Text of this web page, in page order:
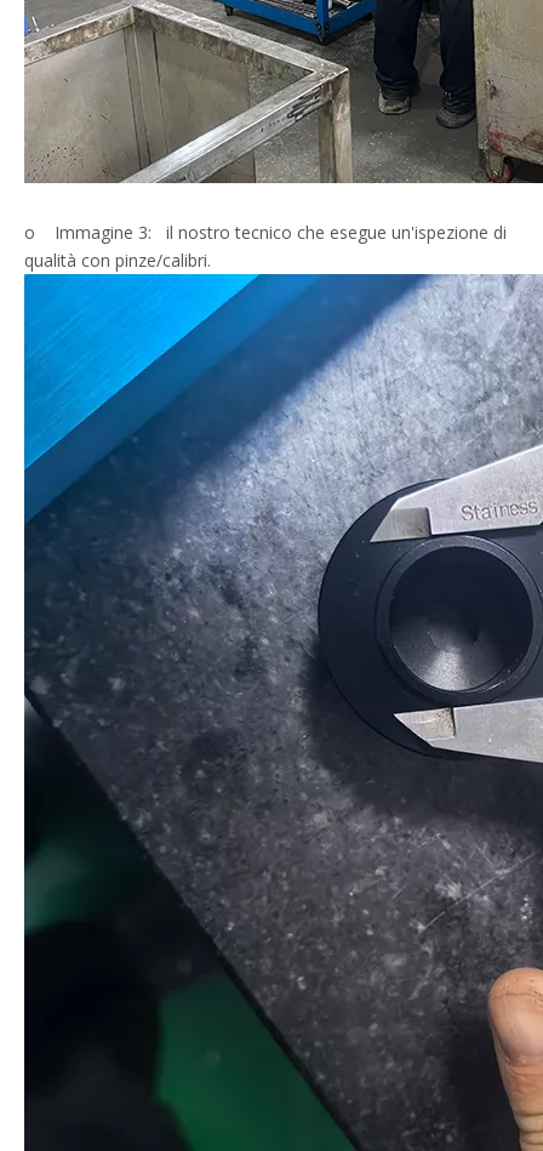
o Immagine 3: il nostro tecnico che esegue un'ispezione di
qualità con pinze/calibri.